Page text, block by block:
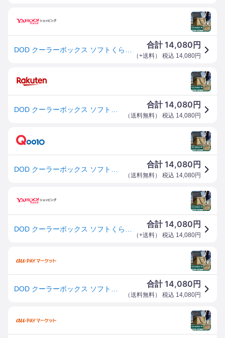
合計14,080 円
（+送料） 税込 14,080円
合計14,080 円
（送料無料） 税込 14,080円
合計14,080 円
（送料無料） 税込 14,080円
合計14,080 円
（+送料） 税込 14,080円
合計14,080 円
（送料無料） 税込 14,080円